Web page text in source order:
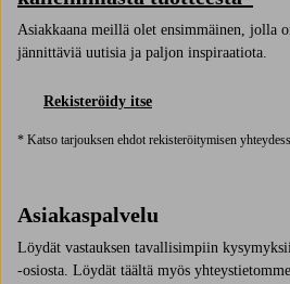
Asiakkaana meillä olet ensimmäinen, jolla
jännittäviä uutisia ja paljon inspiraatiota.
Rekisteröidy itse
* Katso tarjouksen ehdot rekisteröitymisen
Asiakaspalvelu
Löydät vastauksen tavallisimpiin
-osiosta. Löydät täältä myös